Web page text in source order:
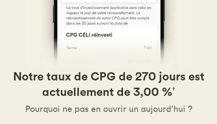
Notre taux de CPG de 270 jours est
actuellement de 3,00 %†
Pourquoi ne pas en ouvrir un aujourd'hui ?